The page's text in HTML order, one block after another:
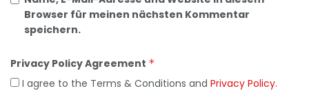
Browser für meinen nächsten Kommentar
speichern.
Privacy Policy Agreement *
I agree to the Terms & Conditions and Privacy Policy.